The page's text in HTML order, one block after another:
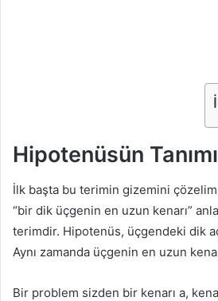
Hipotenüsün Tanımı
İlk başta bu terimin gizemini
“bir dik üçgenin en uzun kenarı”
terimdir. Hipotenüs, üçgendeki dik
Aynı zamanda üçgenin en uzun
Bir problem sizden bir kenarı a,